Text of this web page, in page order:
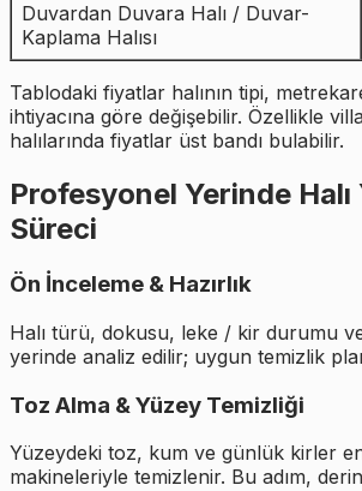
Duvardan Duvara Halı / Duvar-
Kaplama Halısı
Tablodaki fiyatlar halının tipi,
ihtiyacına göre değişebilir. Özellikle
halılarında fiyatlar üst bandı bulabilir.
Profesyonel Yerinde Halı
Süreci
Ön İnceleme & Hazırlık
Halı türü, dokusu, leke / kir durumu
yerinde analiz edilir; uygun temizlik
Toz Alma & Yüzey Temizliği
Yüzeydeki toz, kum ve günlük kirler
makineleriyle temizlenir. Bu adım,